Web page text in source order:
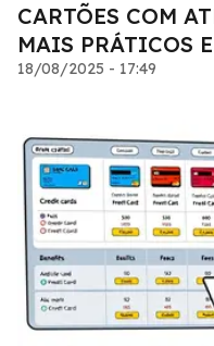
CARTÕES COM
MAIS PRÁTICOS
18/08/2025 - 17:49